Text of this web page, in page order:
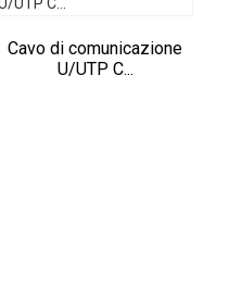
Cavo di comunicazione
U/UTP C...